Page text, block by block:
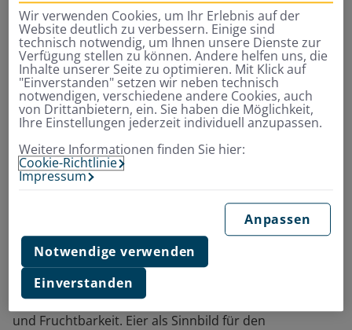
eines langen Wochenendes, je
älter, desto mehr fällt die
christliche Bedeutung ins
Gewicht.”
Eier als Sinnbild für die
Rückkehr des Lebens
Aus christlicher Sicht feiert man an Ostern die
Auferstehung Jesu Christi, der nach seinem Tod am
Kreuz wieder zum Leben erweckt wurde. Aber nicht
nur der biblische Jahreskreis kennt den Neustart, auch
ohne Christentum steht das Frühjahr für Neubeginn
und Fruchtbarkeit. Eier als Sinnbild für den
Wir verwenden Cookies, um Ihr Erlebnis auf der
Website deutlich zu verbessern. Einige sind
technisch notwendig, um Ihnen unsere Dienste zur
Verfügung stellen zu können. Andere helfen uns, die
Inhalte unserer Seite zu optimieren. Mit Klick auf
"Einverstanden" setzen wir neben technisch
notwendigen, verschiedene andere Cookies, auch
von Drittanbietern, ein. Sie haben die Möglichkeit,
Ihre Einstellungen jederzeit individuell anzupassen.
Weitere Informationen finden Sie hier:
Cookie-Richtlinie
Impressum
Anpassen
Notwendige verwenden
Einverstanden